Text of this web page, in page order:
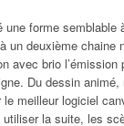
une forme semblable
un deuxième chaine
avec brio l’émission
Du dessin animé,
le meilleur logiciel
la suite, les